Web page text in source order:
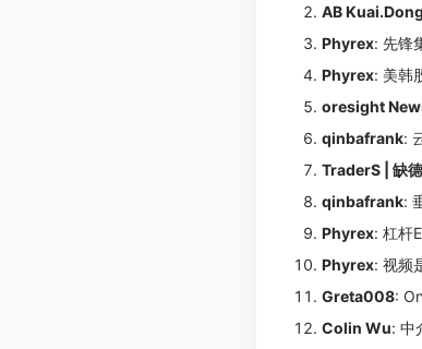
AB Kuai.Dong
Phyrex: 先锋
Phyrex: 美韩
oresight
qinbafrank:
TraderS | 缺
qinbafrank:
Phyrex: 杠杆
Phyrex: 视频
Greta008:
Colin Wu: 中